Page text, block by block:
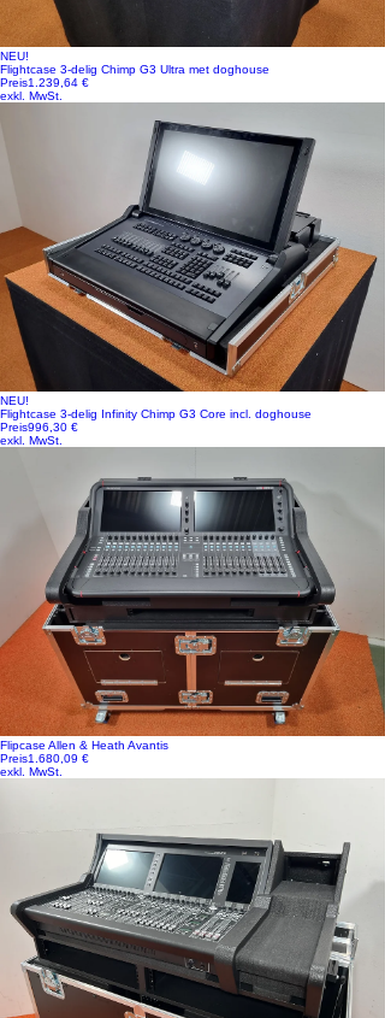
NEU!
Flightcase 3-delig Chimp G3 Ultra met doghouse
Preis1.239,64 €
exkl. MwSt.
NEU!
Flightcase 3-delig Infinity Chimp G3 Core incl. doghouse
Preis996,30 €
exkl. MwSt.
Flipcase Allen & Heath Avantis
Preis1.680,09 €
exkl. MwSt.